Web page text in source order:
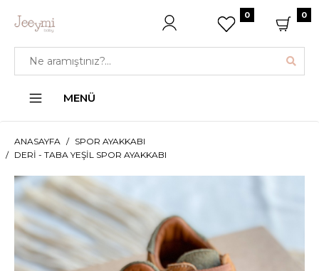
0 0
MENÜ
ANASAYFA
SPOR AYAKKABI
DERI - TABA YEŞIL SPOR AYAKKABI